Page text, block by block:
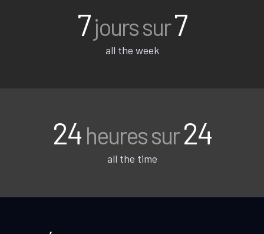
7jours sur7
all the week
24 heures sur24
all the time